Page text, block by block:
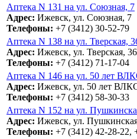
Аптека N 131 на ул. Союзная, 7
Адрес: Ижевск, ул. Союзная, 7
Телефоны: +7 (3412) 30-52-79
Аптека N 138 на ул. Тверская,
Адрес: Ижевск, ул. Тверская,
Телефоны: +7 (3412) 71-17-04
Аптека N 146 на ул. 50 лет
Адрес: Ижевск, ул. 50 лет
Телефоны: +7 (3412) 58-30-33
Аптека N 152 на ул.
Адрес: Ижевск, ул.
Телефоны: +7 (3412) 42-28-22,